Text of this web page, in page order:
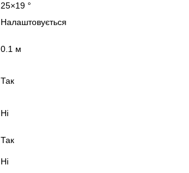
25×19 °
Налаштовується
0.1 м
Так
Ні
Так
Ні